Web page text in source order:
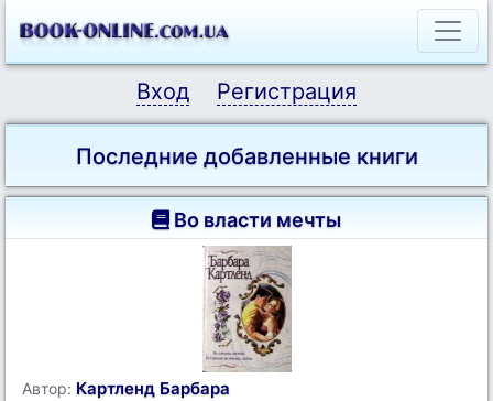
Вход Регистрация
Последние добавленные книги
Во власти мечты
Автор: Картленд Барбара